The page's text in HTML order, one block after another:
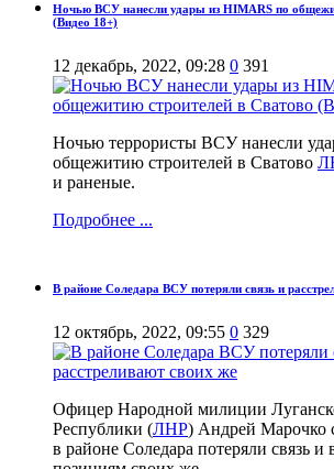
Ночью ВСУ нанесли удары из HIMARS по
(Видео 18+)
12 декабрь, 2022, 09:28 0 391
Ночью террористы ВСУ нанесли
общежитию строителей в Сватово
и раненые.
Подробнее ...
В районе Соледара ВСУ потеряли связь и
12 октябрь, 2022, 09:55 0 329
Офицер Народной милиции
Республики (ЛНР) Андрей Марочко
в районе Соледара потеряли связь и